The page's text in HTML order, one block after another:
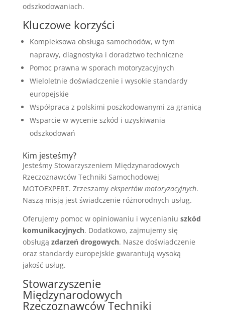
odszkodowaniach.
Kluczowe korzyści
Kompleksowa obsługa samochodów, w tym
naprawy, diagnostyka i doradztwo techniczne
Pomoc prawna w sporach motoryzacyjnych
Wieloletnie doświadczenie i wysokie standardy
europejskie
Współpraca z polskimi poszkodowanymi za granicą
Wsparcie w wycenie szkód i uzyskiwania
odszkodowań
Kim jesteśmy?
Jesteśmy Stowarzyszeniem Międzynarodowych
Rzeczoznawców Techniki Samochodowej
MOTOEXPERT. Zrzeszamy ekspertów motoryzacyjnych.
Naszą misją jest świadczenie różnorodnych usług.
Oferujemy pomoc w opiniowaniu i wycenianiu szkód
komunikacyjnych. Dodatkowo, zajmujemy się
obsługą zdarzeń drogowych. Nasze doświadczenie
oraz standardy europejskie gwarantują wysoką
jakość usług.
Stowarzyszenie
Międzynarodowych
Rzeczoznawców Techniki